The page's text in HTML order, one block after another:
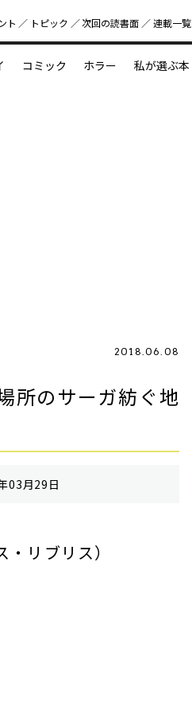
ト トピック 次回の読書⾯ 連載一覧
コミック ホラー 私が選ぶ本
2018.06.08
所のサーガ紡ぐ地
03月29日
リブリス）